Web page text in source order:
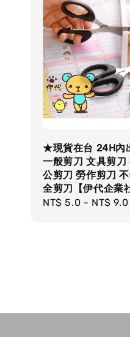
★現貨在台 24H內
一般剪刀 文具剪刀
公剪刀 勞作剪刀
全剪刀【伊代企業
Regular
NT$ 5.0 - NT$ 9.0